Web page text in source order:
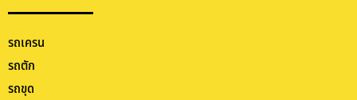
รถเครน
รถตัก
รถขุด